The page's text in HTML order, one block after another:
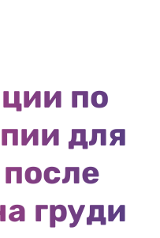
по
для
груди